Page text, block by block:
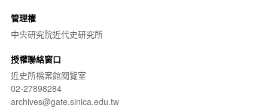
管理權
中央研究院近代史研究所
授權聯絡窗口
近史所檔案館閱覽室
02-27898284
archives@gate.sinica.edu.tw